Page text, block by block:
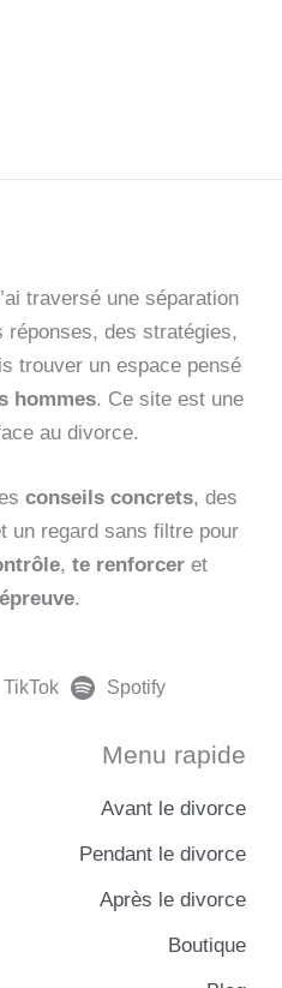
traversé une séparation
réponses, des stratégies,
trouver un espace pensé
hommes. Ce site est une
au divorce.
conseils concrets, des
un regard sans filtre pour
, te renforcer et
.
TikTok Spotify
Menu rapide
Avant le divorce
Pendant le divorce
Après le divorce
Boutique